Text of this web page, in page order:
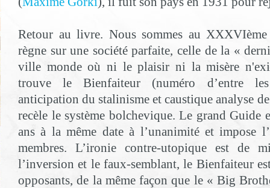
Retour au livre. Nous sommes au
règne sur une société parfaite, celle de la «
ville monde où ni le plaisir ni la misère
trouve le Bienfaiteur (numéro d’entre
anticipation du stalinisme et caustique analyse
recèle le système bolchevique. Le grand Guide
ans à la même date à l’unanimité et impose
membres. L’ironie contre-utopique est de
l’inversion et le faux-semblant, le Bienfaiteur
opposants, de la même façon que le « Big